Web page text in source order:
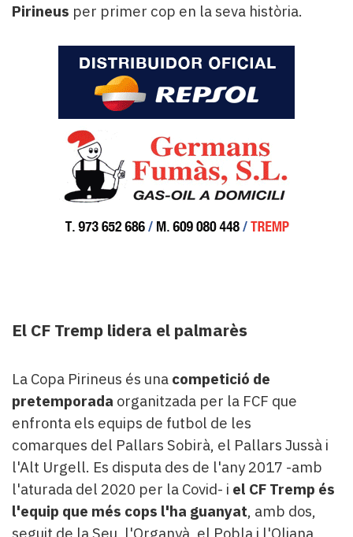
Pirineus per primer cop en la seva història.
El CF Tremp lidera el palmarès
La Copa Pirineus és una competició de
pretemporada organitzada per la FCF que
enfronta els equips de futbol de les
comarques del Pallars Sobirà, el Pallars Jussà i
l'Alt Urgell. Es disputa des de l'any 2017 -amb
l'aturada del 2020 per la Covid- i el CF Tremp és
l'equip que més cops l'ha guanyat, amb dos,